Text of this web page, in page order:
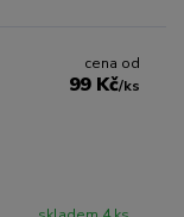
cena od
99 Kč/ks